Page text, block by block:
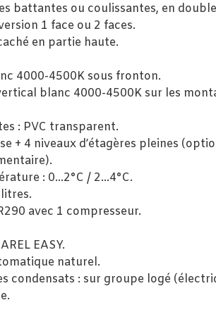
battantes ou coulissantes, en
1 face ou 2 faces.
en partie haute.
4000-4500K sous fronton.
blanc 4000-4500K sur les
: PVC transparent.
+ 4 niveaux d’étagères pleines
: 0…2°C / 2…4°C.
avec 1 compresseur.
EASY.
naturel.
condensats : sur groupe logé